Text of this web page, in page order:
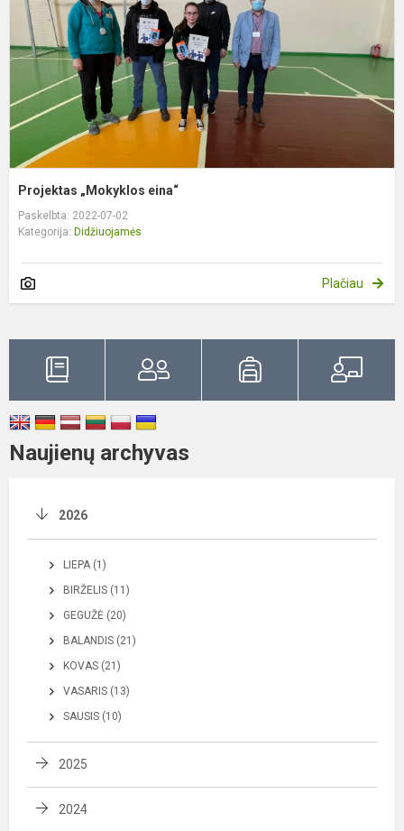
Projektas „Mokyklos eina“
Paskelbta: 2022-07-02
Kategorija: Didžiuojamės
Plačiau
Naujienų archyvas
2026
LIEPA (1)
BIRŽELIS (11)
GEGUŽĖ (20)
BALANDIS (21)
KOVAS (21)
VASARIS (13)
SAUSIS (10)
2025
2024